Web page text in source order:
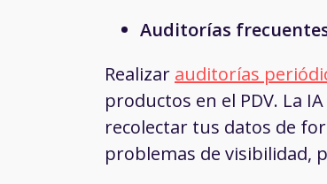
Auditorías
Realizar auditorías
productos en el PDV. La
recolectar tus datos de
problemas de visibilidad,